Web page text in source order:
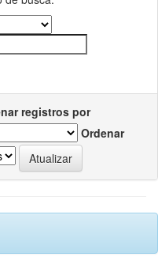
registros por
Ordenar